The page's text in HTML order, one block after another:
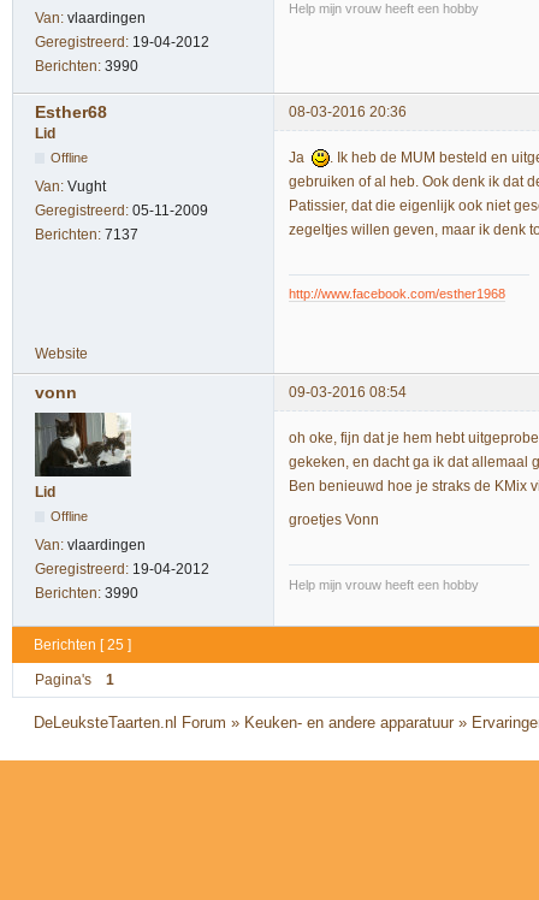
Van: vlaardingen
Geregistreerd: 19-04-2012
Berichten: 3990
Help mijn vrouw heeft een hobby
Esther68
08-03-2016 20:36
Lid
Offline
Van: Vught
Geregistreerd: 05-11-2009
Berichten: 7137
Ja
. Ik heb de MUM besteld en
gebruiken of al heb. Ook denk ik dat
Patissier, dat die eigenlijk ook niet
zegeltjes willen geven, maar ik denk
http://www.facebook.com/esther1968
Website
vonn 09-03-2016 08:54
Lid
Offline
Van: vlaardingen
Geregistreerd: 19-04-2012
Berichten: 3990
oh oke, fijn dat je hem hebt
gekeken, en dacht ga ik dat allemaal
Ben benieuwd hoe je straks de KMix
groetjes Vonn
Help mijn vrouw heeft een hobby
Berichten [ 25 ]
Pagina's 1
DeLeuksteTaarten.nl Forum » Keuken- en andere apparatuur »